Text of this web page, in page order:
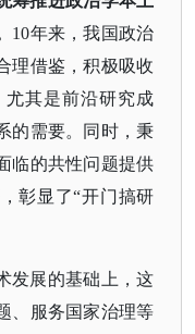
10年来，我国政治
理借鉴，积极吸收
其是前沿研究成
的需要。同时，秉
临的共性问题提供
彰显了“开门搞研
发展的基础上，这
、服务国家治理等